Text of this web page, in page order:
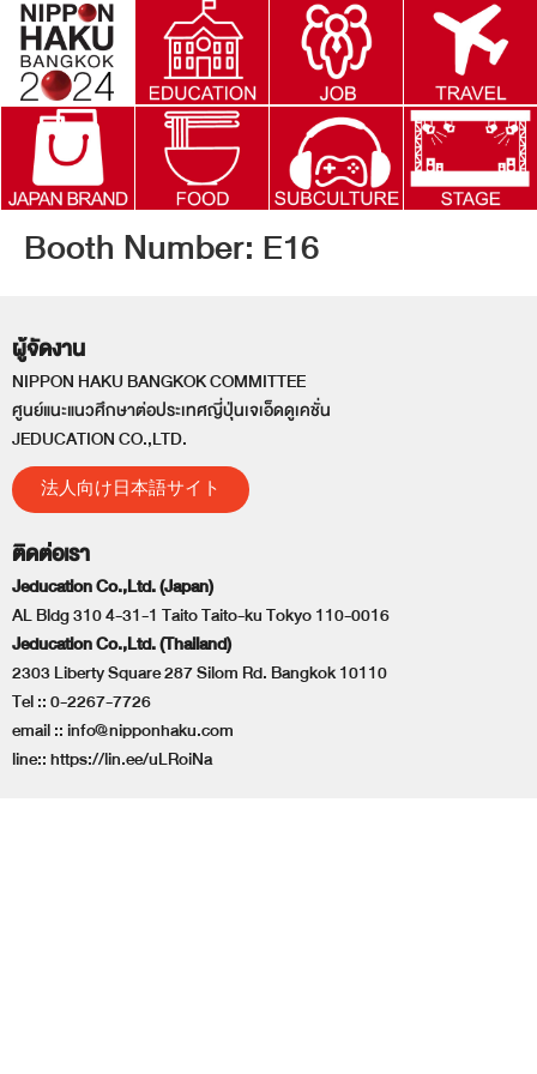
Booth Number: E16
ผู้จัดงาน
NIPPON HAKU BANGKOK COMMITTEE
ศูนย์แนะแนวศึกษาต่อประเทศญี่ปุ่นเจเอ็ดดูเคชั่น
JEDUCATION CO.,LTD.
法人向け日本語サイト
ติดต่อเรา
Jeducation Co.,Ltd. (Japan)
AL Bldg 310 4-31-1 Taito Taito-ku Tokyo 110-0016
Jeducation Co.,Ltd. (Thailand)
2303 Liberty Square 287 Silom Rd. Bangkok 10110
Tel ::0-2267-7726
email ::info@nipponhaku.com
line::https://lin.ee/uLRoiNa